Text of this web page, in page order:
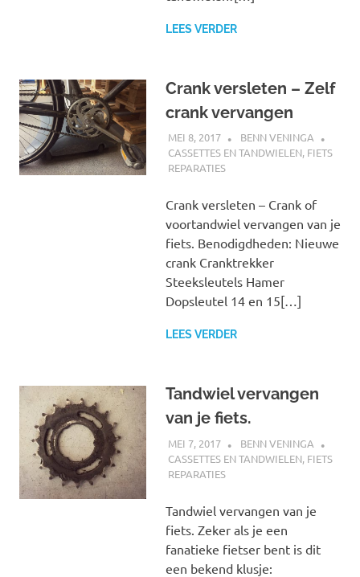
LEES VERDER
Crank versleten – Zelf
crank vervangen
MEI 8, 2017
BENN VENINGA
CASSETTES EN TANDWIELEN, FIETS
REPARATIES
Crank versleten – Crank of
voortandwiel vervangen van je
fiets. Benodigdheden: Nieuwe
crank Cranktrekker
Steeksleutels Hamer
Dopsleutel 14 en 15[…]
LEES VERDER
Tandwiel vervangen
van je fiets.
MEI 7, 2017
BENN VENINGA
CASSETTES EN TANDWIELEN, FIETS
REPARATIES
Tandwiel vervangen van je
fiets. Zeker als je een
fanatieke fietser bent is dit
een bekend klusje: